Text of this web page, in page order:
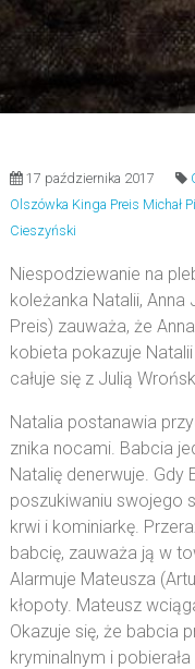
17 października 2017
Olszówka Kinga Preis Michał
Cieszyński
Niespodziewanie na
koleżanka Natalii, Anna
Preis) zauważa, że
kobieta pokazuje
całuje się z Julią
Natalia postanawia
znika nocami. Babcia
Natalię denerwuje.
poszukiwaniu swojego
krwi i kominiarkę.
babcię, zauważa ją w
Alarmuje Mateusza
kłopoty. Mateusz
Okazuje się, że babcia
kryminalnym i